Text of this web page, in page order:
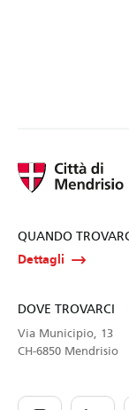
QUANDO
Dettagli
DOVE TROVARCI
Via Municipio, 13
CH-6850 Mendrisio